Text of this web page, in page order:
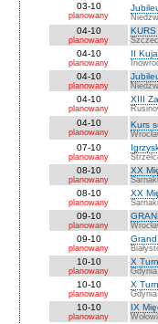
03-10
planowany
04-10
planowany
04-10
planowany
II
04-10
planowany
04-10
planowany
XIII
04-10
planowany
Kurs
07-10
planowany
08-10
planowany
XX
08-10
planowany
XX
09-10
planowany
09-10
planowany
10-10
planowany
X
10-10
planowany
X
10-10
planowany
IX